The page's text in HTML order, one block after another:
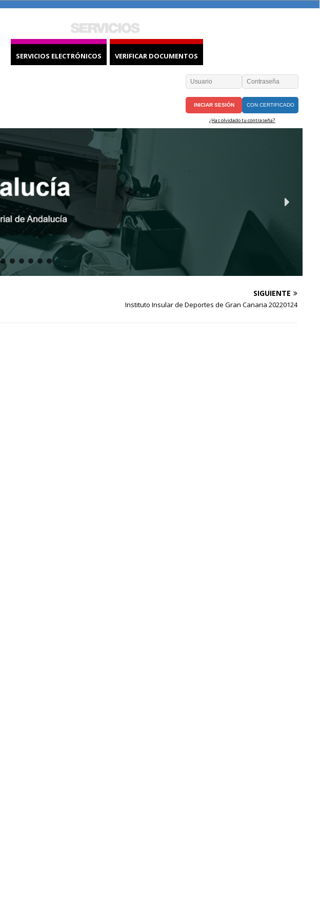
SERVICIOS ELECTRÓNICOS VERIFICAR DOCUMENTOS
CON CERTIFICADO
¿Has olvidado tu contraseña?
SIGUIENTE
Instituto Insular de Deportes de Gran Canaria 20220124